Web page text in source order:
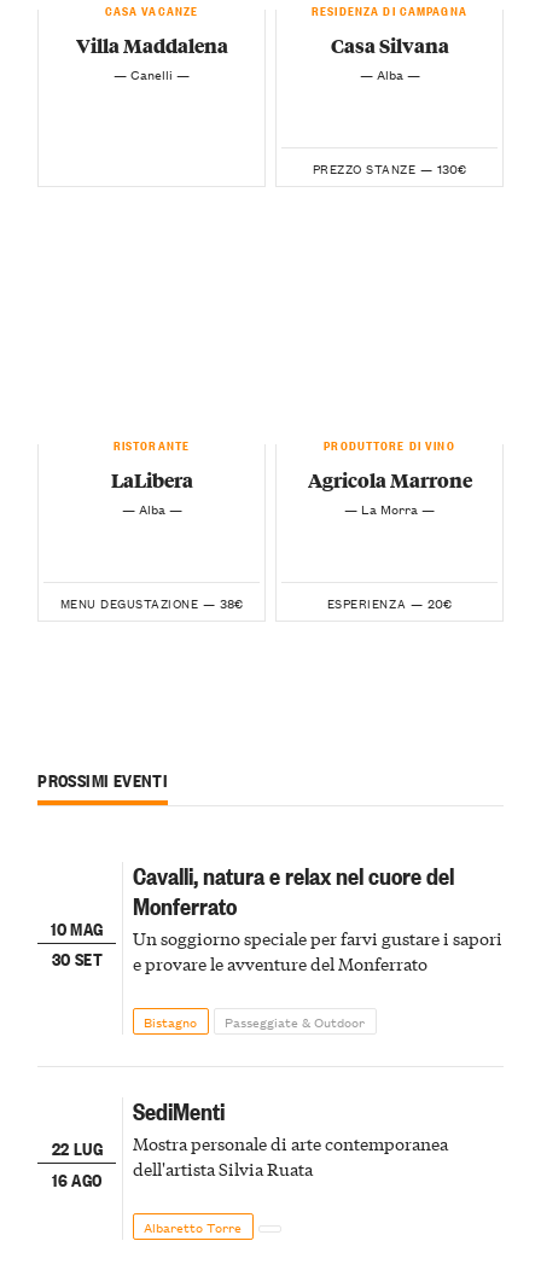
CASA VACANZE
Villa Maddalena
— Canelli —
RESIDENZA DI CAMPAGNA
Casa Silvana
— Alba —
PREZZO STANZE — 130€
RISTORANTE
LaLibera
— Alba —
MENU DEGUSTAZIONE — 38€
PRODUTTORE DI VINO
Agricola Marrone
— La Morra —
ESPERIENZA — 20€
PROSSIMI EVENTI
10 MAG
30 SET
Cavalli, natura e relax nel cuore del
Monferrato
Un soggiorno speciale per farvi gustare i sapori
e provare le avventure del Monferrato
Bistagno Passeggiate & Outdoor
22 LUG
16 AGO
SediMenti
Mostra personale di arte contemporanea
dell'artista Silvia Ruata
Albaretto Torre